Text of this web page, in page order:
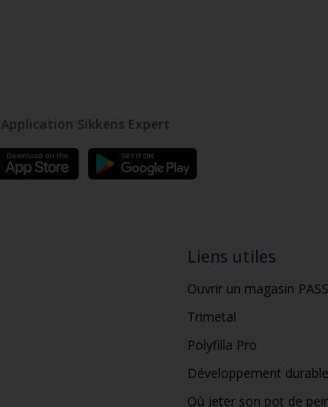
Application Sikkens Expert
Liens utiles
Ouvrir un magasin PASS
Trimetal
Polyfilla Pro
Développement durable
Où jeter son pot de